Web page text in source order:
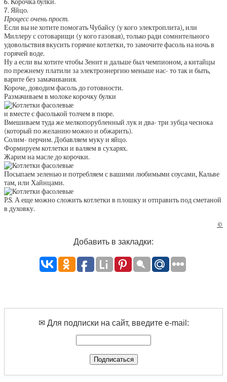
6. Корочка булки.
7. Яйцо.
Процесс очень прост.
Если вы не хотите помогать Чубайсу (у кого электроплита), или
Миллеру с сотоварищи (у кого газовая), только ради сомнительного
удовольствия вкусить горячие котлетки, то замочите фасоль на ночь в
горячей воде.
Ну а если вы хотите чтобы Зенит и дальше был чемпионом, а китайцы
по прежнему платили за электроэнергию меньше нас- то так и быть,
варите без замачивания.
Короче, доводим фасоль до готовности.
Размачиваем в молоке корочку булки
и вместе с фасолькой толчем в пюре.
Вмешиваем туда же мелкопорубленный лук и два- три зубца чеснока
(который по желанию можно и обжарить).
Солим- перчим. Добавляем муку и яйцо.
Формируем котлетки и валяем в сухарях.
Жарим на масле до корочки.
Посыпаем зеленью и потребляем с вашими любимыми соусами, Кальве
там, или Хайнцами.
P.S. А еще можно сложить котлетки в плошку и отправить под сметаной
в духовку.
©
Добавить в закладки:
✉ Для подписки на сайт, введите e-mail: